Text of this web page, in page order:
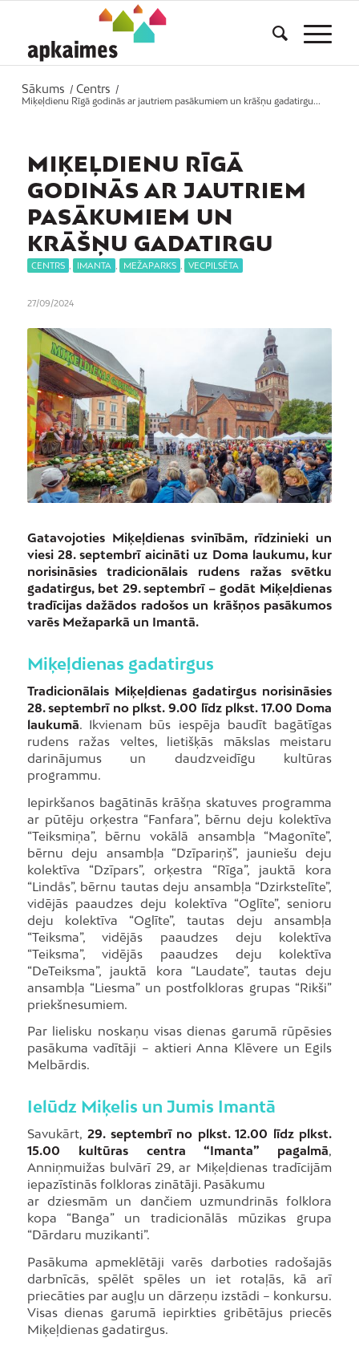
Sākums / Centrs
/
Miķeļdienu Rīgā godinās ar jautriem pasākumiem un krāšņu gadatirgu...
MIĶEĻDIENU RĪGĀ
GODINĀS AR JAUTRIEM
PASĀKUMIEM UN
KRĀŠŅU GADATIRGU
CENTRS IMANTA MEŽAPARKS VECPILSĒTA
27/09/2024
Gatavojoties Miķeļdienas svinībām, rīdzinieki un
viesi 28. septembrī aicināti uz Doma laukumu, kur
norisināsies tradicionālais rudens ražas svētku
gadatirgus, bet 29. septembrī – godāt Miķeļdienas
tradīcijas dažādos radošos un krāšņos pasākumos
varēs Mežaparkā un Imantā.
Miķeļdienas gadatirgus
Tradicionālais Miķeļdienas gadatirgus norisināsies
28. septembrī no plkst. 9.00 līdz plkst. 17.00 Doma
laukumā. Ikvienam būs iespēja baudīt bagātīgas
rudens ražas veltes, lietišķās mākslas meistaru
darinājumus un daudzveidīgu kultūras
programmu.
Iepirkšanos bagātinās krāšņa skatuves programma
ar pūtēju orķestra “Fanfara”, bērnu deju kolektīva
“Teiksmiņa”, bērnu vokālā ansambļa “Magonīte”,
bērnu deju ansambļa “Dzīpariņš”, jauniešu deju
kolektīva “Dzīpars”, orķestra “Rīga”, jauktā kora
“Lindås”, bērnu tautas deju ansambļa “Dzirkstelīte”,
vidējās paaudzes deju kolektīva “Oglīte”, senioru
deju kolektīva “Oglīte”, tautas deju ansambļa
“Teiksma”, vidējās paaudzes deju kolektīva
“Teiksma”, vidējās paaudzes deju kolektīva
“DeTeiksma”, jauktā kora “Laudate”, tautas deju
ansambļa “Liesma” un postfolkloras grupas “Rikši”
priekšnesumiem.
Par lielisku noskaņu visas dienas garumā rūpēsies
pasākuma vadītāji – aktieri Anna Klēvere un Egils
Melbārdis.
Ielūdz Miķelis un Jumis Imantā
Savukārt, 29. septembrī no plkst. 12.00 līdz plkst.
15.00 kultūras centra “Imanta” pagalmā,
Anniņmuižas bulvārī 29, ar Miķeļdienas tradīcijām
iepazīstinās folkloras zinātāji. Pasākumu
ar dziesmām un dančiem uzmundrinās folklora
kopa “Banga” un tradicionālās mūzikas grupa
“Dārdaru muzikanti”.
Pasākuma apmeklētāji varēs darboties radošajās
darbnīcās, spēlēt spēles un iet rotaļās, kā arī
priecāties par augļu un dārzeņu izstādi – konkursu.
Visas dienas garumā iepirkties gribētājus priecēs
Miķeļdienas gadatirgus.